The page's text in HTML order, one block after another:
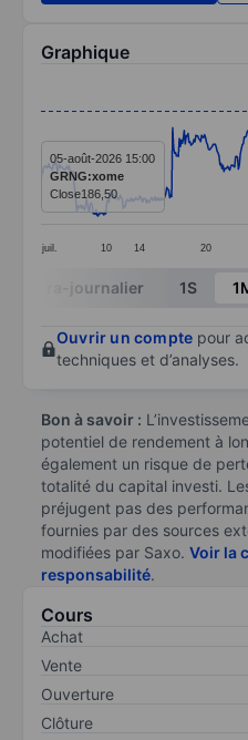
Graphique
Line chart with 391
The chart has 1 X axis
The chart has 1 Y axis
juil. 10 14 20
05-août-2026 15:00
GRNG:xome
Close186,50
End of interactive chart.
Intra-journalier 1S
Ouvrir un compte pour
techniques et d’analyses.
Bon à savoir :
potentiel de rendement à
également un risque de
totalité du capital investi.
préjugent pas des
fournies par des sources
modifiées par Saxo. Voir la
responsabilité.
Cours
Achat
Vente
Ouverture
Clôture